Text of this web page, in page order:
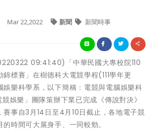
Mar 22,2022 新聞 新聞時事
09:41:40)「中華民國大專校院110
標賽」在樹德科大電競學程(111學年更
娛樂科學系，以下簡稱：電競與電腦娛樂科
娛樂」團隊策辦下業已完成《傳說對決》
賽事自3月14日至4月10日截止，各地電子競
時間可大展身手、一同較勁。